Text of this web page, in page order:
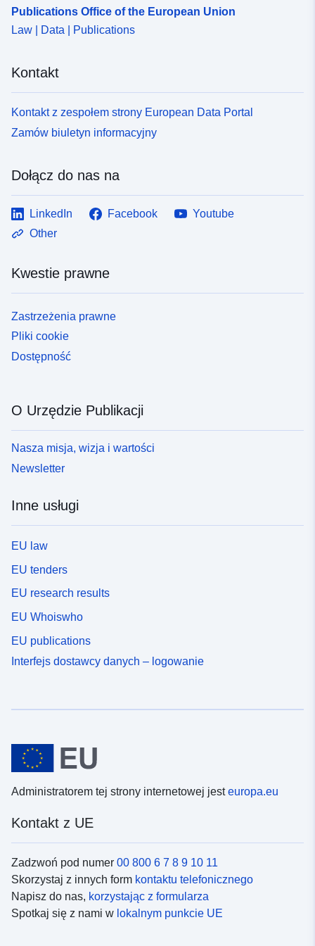
Publications Office of the European Union
Law | Data | Publications
Kontakt
Kontakt z zespołem strony European Data Portal
Zamów biuletyn informacyjny
Dołącz do nas na
LinkedIn Facebook
Youtube
Other
Kwestie prawne
Zastrzeżenia prawne
Pliki cookie
Dostępność
O Urzędzie Publikacji
Nasza misja, wizja i wartości
Newsletter
Inne usługi
EU law
EU tenders
EU research results
EU Whoiswho
EU publications
Interfejs dostawcy danych – logowanie
Administratorem tej strony internetowej jesteuropa.eu
Kontakt z UE
Zadzwoń pod numer 00 800 6 7 8 9 10 11
Skorzystaj z innych form kontaktu telefonicznego
Napisz do nas, korzystając z formularza
Spotkaj się z nami w lokalnym punkcie UE